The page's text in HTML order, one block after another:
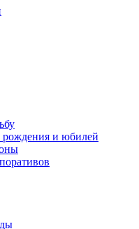
рождения и юбилей